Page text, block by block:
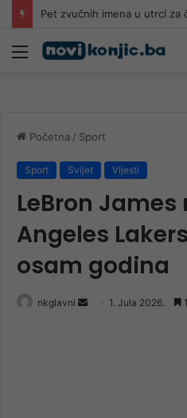
Meni
Početna / Sport
Sport Svijet Vijesti
LeBron
Angeles
osam godina
nkglavni
Send 1. Jula 2026.